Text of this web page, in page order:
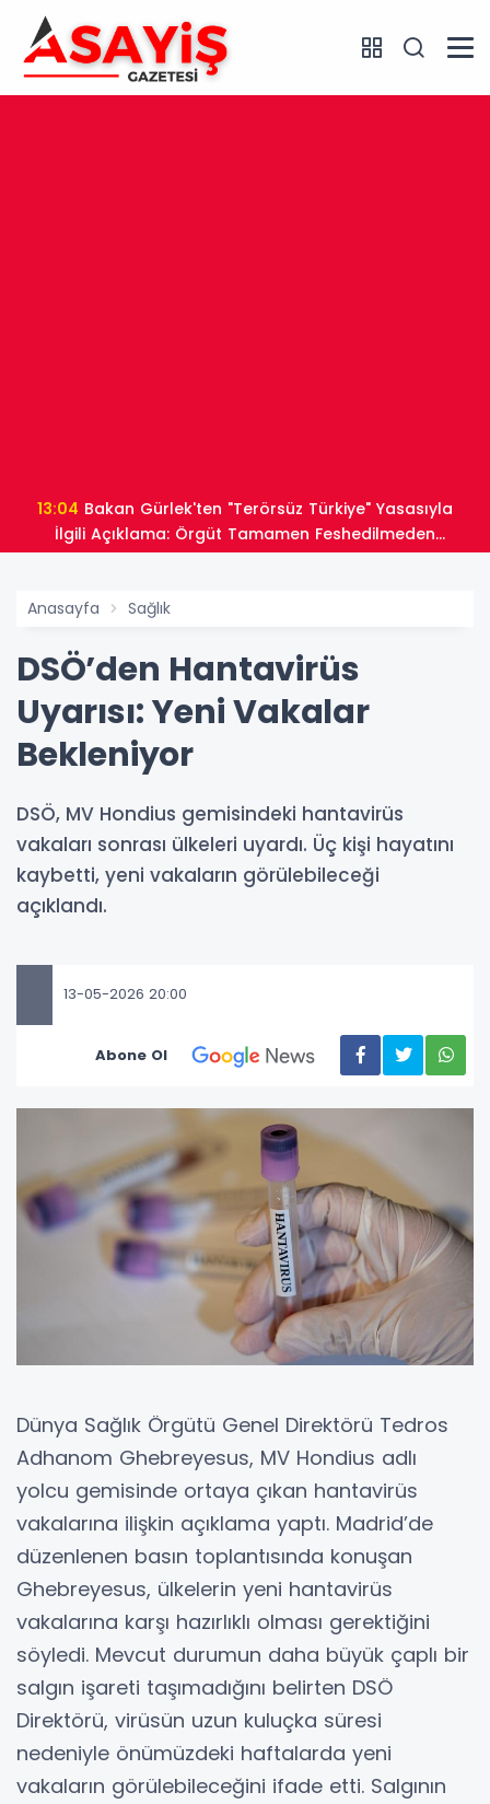
13:04
İlgili Açıklama: Örgüt Tamamen Feshedilmeden
Düzenleme Yürürlüğe Girmeyecek
Anasayfa Sağlık
DSÖ’den Hantavirüs
Uyarısı: Yeni Vakalar
Bekleniyor
DSÖ, MV Hondius gemisindeki hantavirüs
vakaları sonrası ülkeleri uyardı. Üç kişi hayatını
kaybetti, yeni vakaların görülebileceği
açıklandı.
13-05-2026 20:00
Abone Ol
Dünya Sağlık Örgütü Genel Direktörü Tedros
Adhanom Ghebreyesus, MV Hondius adlı
yolcu gemisinde ortaya çıkan hantavirüs
vakalarına ilişkin açıklama yaptı. Madrid’de
düzenlenen basın toplantısında konuşan
Ghebreyesus, ülkelerin yeni hantavirüs
vakalarına karşı hazırlıklı olması gerektiğini
söyledi. Mevcut durumun daha büyük çaplı bir
salgın işareti taşımadığını belirten DSÖ
Direktörü, virüsün uzun kuluçka süresi
nedeniyle önümüzdeki haftalarda yeni
vakaların görülebileceğini ifade etti. Salgının